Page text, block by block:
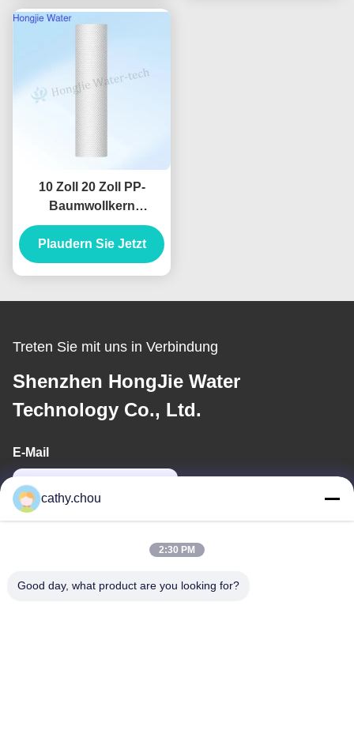
10 Zoll 20 Zoll PP-
Baumwollkern
Aktivkohlefilter für
Wasserfiltersystem
Plaudern Sie Jetzt
Treten Sie mit uns in Verbindung
Shenzhen HongJie Water
Technology Co., Ltd.
E-Mail
cathy.chou
2:30 PM
Good day, what product are you looking for?